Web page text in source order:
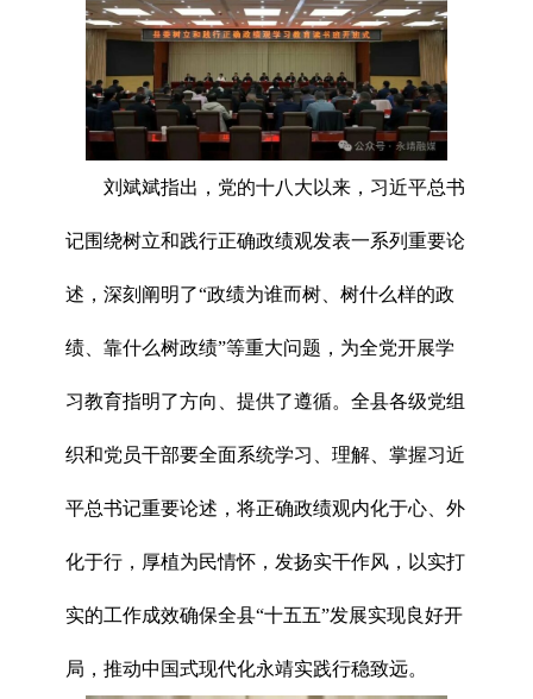
刘斌斌指出，党的十八大以来，习近平总书
记围绕树立和践行正确政绩观发表一系列重要论
述，深刻阐明了“政绩为谁而树、树什么样的政
绩、靠什么树政绩”等重大问题，为全党开展学
习教育指明了方向、提供了遵循。全县各级党组
织和党员干部要全面系统学习、理解、掌握习近
平总书记重要论述，将正确政绩观内化于心、外
化于行，厚植为民情怀，发扬实干作风，以实打
实的工作成效确保全县“十五五”发展实现良好开
局，推动中国式现代化永靖实践行稳致远。